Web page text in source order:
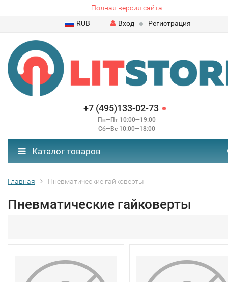
Полная версия сайта
RUB
Вход Регистрация
+7 (495)133-02-73
Пн—Пт 10:00—19:00
Сб—Вс 10:00—18:00
Каталог товаров
Главная Пневматические гайковерты
Пневматические гайковерты